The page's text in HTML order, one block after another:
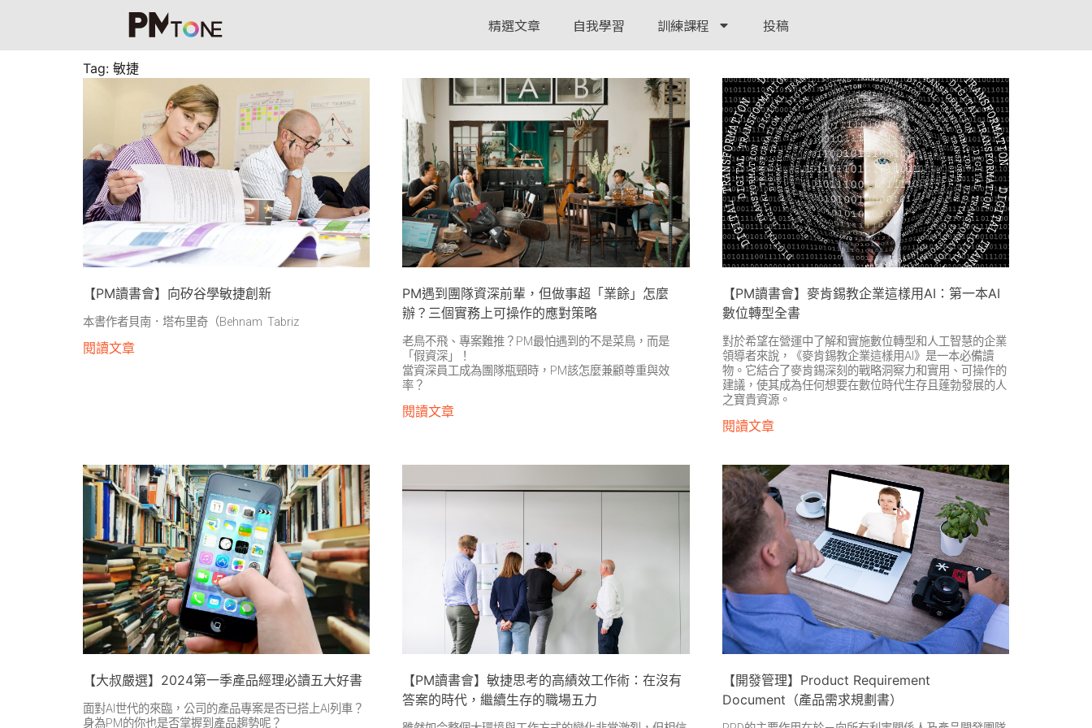
精選文章 自我學習 訓練課程 投稿
Tag: 敏捷
【PM讀書會】向矽谷學敏捷創新
本書作者貝南．塔布里奇（Behnam Tabriz
閱讀文章
PM遇到團隊資深前輩，但做事超「業餘」怎麼
辦？三個實務上可操作的應對策略
老鳥不飛、專案難推？PM最怕遇到的不是菜鳥，而是
「假資深」！
當資深員工成為團隊瓶頸時，PM該怎麼兼顧尊重與效
率？
閱讀文章
【PM讀書會】麥肯錫教企業這樣用AI：第一本AI
數位轉型全書
對於希望在營運中了解和實施數位轉型和人工智慧的企業
領導者來說，《麥肯錫教企業這樣用AI》是一本必備讀
物。它結合了麥肯錫深刻的戰略洞察力和實用、可操作的
建議，使其成為任何想要在數位時代生存且蓬勃發展的人
之寶貴資源。
閱讀文章
【大叔嚴選】2024第一季產品經理必讀五大好書
面對AI世代的來臨，公司的產品專案是否已搭上AI列車？
身為PM的你也是否掌握到產品趨勢呢？
【PM讀書會】敏捷思考的高績效工作術：在沒有
答案的時代，繼續生存的職場五力
【開發管理】Product Requirement
Document（產品需求規劃書）